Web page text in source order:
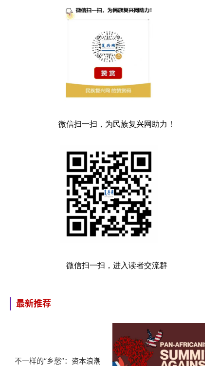
微信扫一扫，为民族复兴网助力！
微信扫一扫，进入读者交流群
最新推荐
不一样的“乡愁”：资本浪潮